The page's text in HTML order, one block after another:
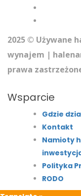
2025 © Używane
wynajem |
prawa
Wsparcie
Gdzie
Kontakt
Namioty
Polityka
RODO